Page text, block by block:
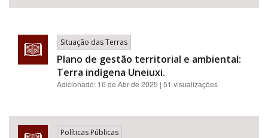
BUSCAR
Situação das Terras
Plano de gestão territorial e ambiental:
Terra indígena Uneiuxi.
Adicionado: 16 de Abr de 2025 | 51 visualizações
Políticas Públicas